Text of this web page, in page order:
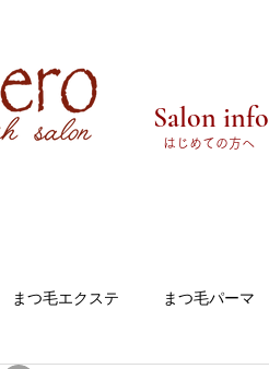
Salon info
​はじめての方へ
まつ毛エクステ まつ毛パーマ